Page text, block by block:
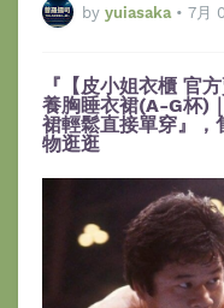
by yuiasaka • 7月
『【皮小姐衣櫃 官
養胸睡衣裙(A-G杯)
裙輕鬆直接單穿』
物逛逛